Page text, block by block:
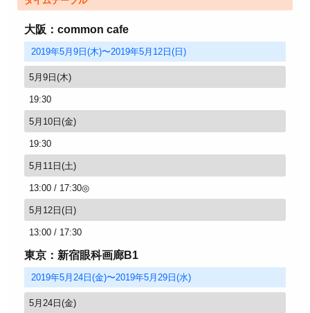
大阪：common cafe
2019年5月9日(木)〜2019年5月12日(日)
5月9日(木)
19:30
5月10日(金)
19:30
5月11日(土)
13:00 17:30◎
5月12日(日)
13:00 17:30
東京：新宿眼科画廊B1
2019年5月24日(金)〜2019年5月29日(水)
5月24日(金)